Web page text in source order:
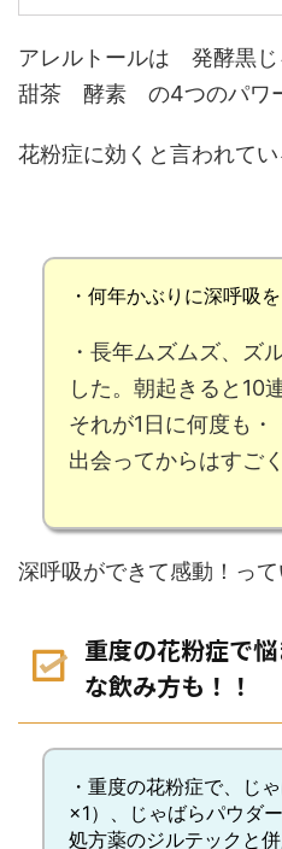
アレルトールは 発酵黒じ
甜茶
酵素 の4つのパワ
花粉症に効くと言われて
・ 何年かぶりに深呼吸
・長年ムズムズ、ズ
した。 朝起きると10
それが1日に何度も・
出会ってからはすご
深呼吸ができて感動！っ
重度の花粉症で
な飲み方も！！
・重度の花粉症で、
じ
×1）
じゃばらパウダ
処方薬のジルテックと